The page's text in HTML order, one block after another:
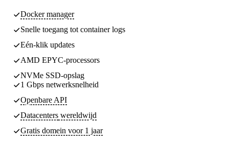
Docker manager
Snelle toegang tot container logs
Eén-klik updates
AMD EPYC-processors
NVMe SSD-opslag
1 Gbps netwerksnelheid
Openbare API
Datacenters wereldwijd
Gratis domein voor 1 jaar